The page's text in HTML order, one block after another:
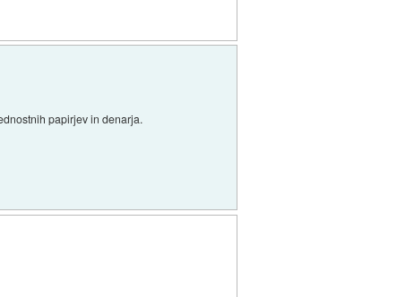
papirjev in denarja.